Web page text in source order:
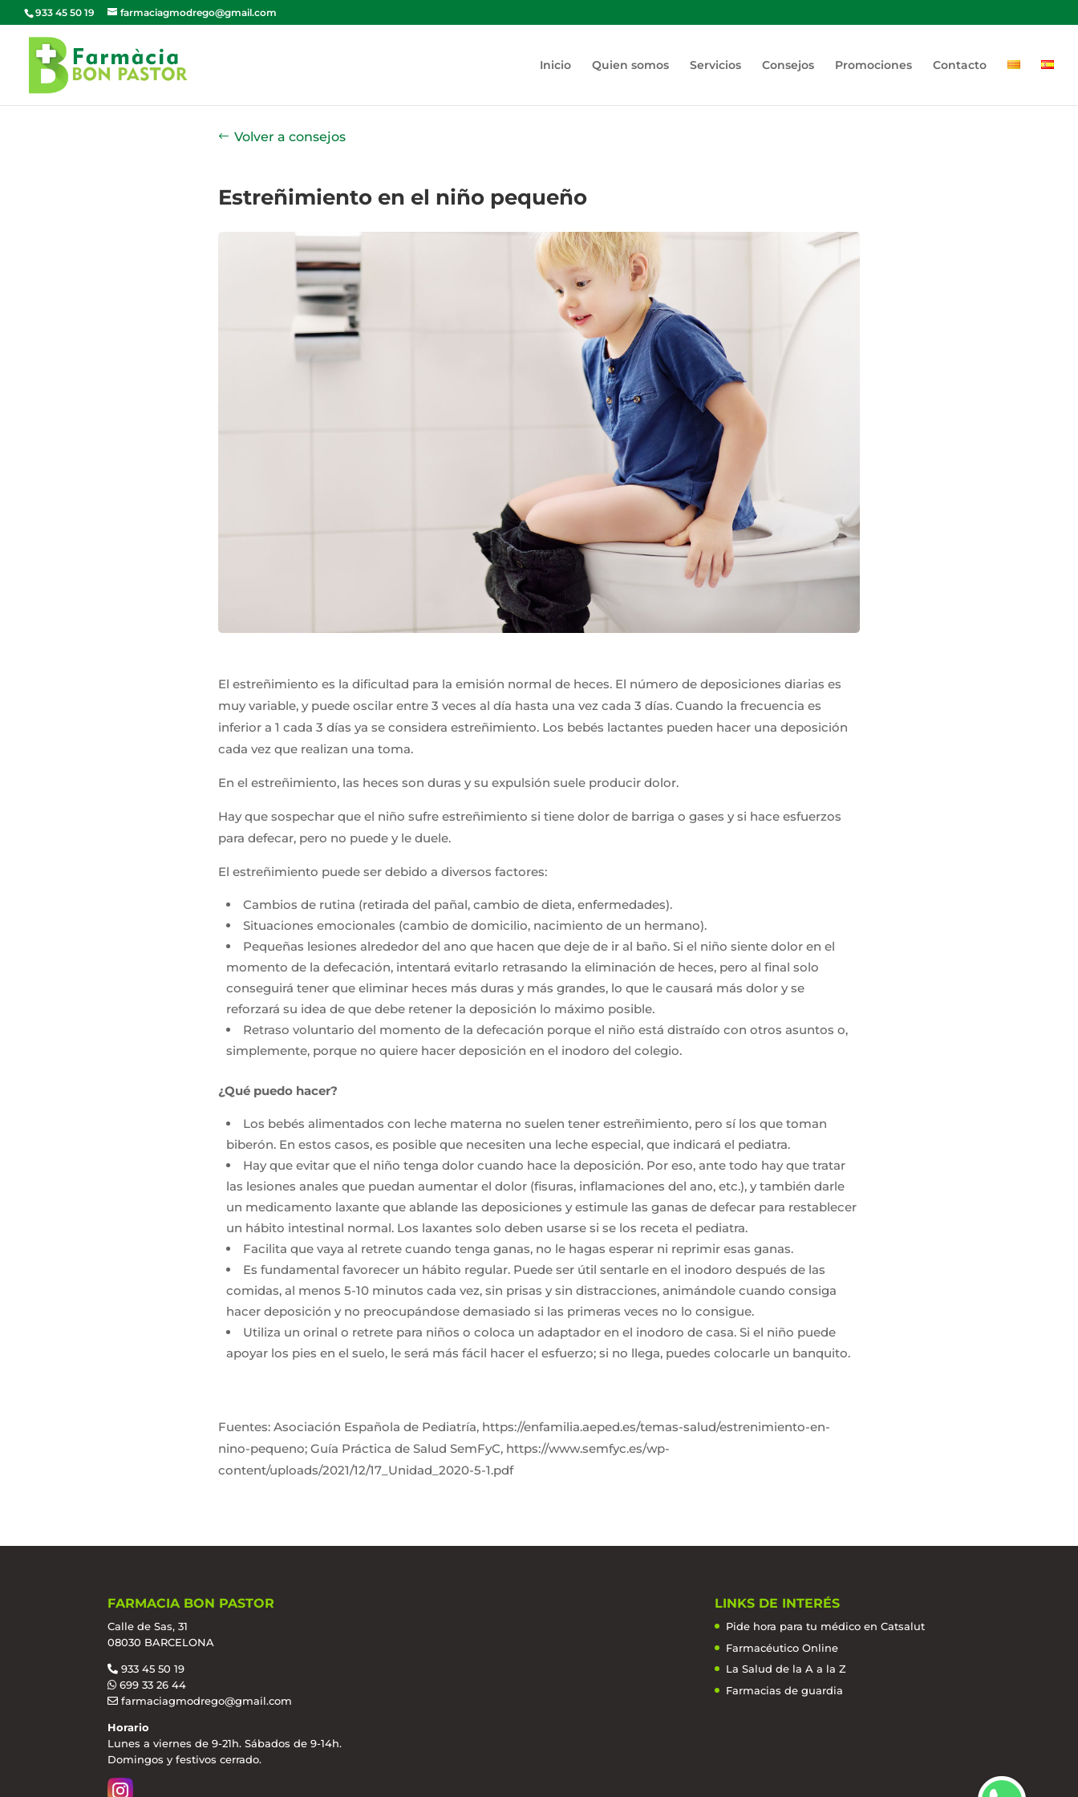
933 45 50 19 farmaciagmodrego@gmail.com
Inicio Quien somos Servicios Consejos Promociones Contacto
Volver a consejos
Estreñimiento en el niño pequeño
El estreñimiento es la dificultad para la emisión normal de heces. El número de deposiciones diarias es
muy variable, y puede oscilar entre 3 veces al día hasta una vez cada 3 días. Cuando la frecuencia es
inferior a 1 cada 3 días ya se considera estreñimiento. Los bebés lactantes pueden hacer una deposición
cada vez que realizan una toma.
En el estreñimiento, las heces son duras y su expulsión suele producir dolor.
Hay que sospechar que el niño sufre estreñimiento si tiene dolor de barriga o gases y si hace esfuerzos
para defecar, pero no puede y le duele.
El estreñimiento puede ser debido a diversos factores:
Cambios de rutina (retirada del pañal, cambio de dieta, enfermedades).
Situaciones emocionales (cambio de domicilio, nacimiento de un hermano).
Pequeñas lesiones alrededor del ano que hacen que deje de ir al baño. Si el niño siente dolor en el
momento de la defecación, intentará evitarlo retrasando la eliminación de heces, pero al final solo
conseguirá tener que eliminar heces más duras y más grandes, lo que le causará más dolor y se
reforzará su idea de que debe retener la deposición lo máximo posible.
Retraso voluntario del momento de la defecación porque el niño está distraído con otros asuntos o,
simplemente, porque no quiere hacer deposición en el inodoro del colegio.
¿Qué puedo hacer?
Los bebés alimentados con leche materna no suelen tener estreñimiento, pero sí los que toman
biberón. En estos casos, es posible que necesiten una leche especial, que indicará el pediatra.
Hay que evitar que el niño tenga dolor cuando hace la deposición. Por eso, ante todo hay que tratar
las lesiones anales que puedan aumentar el dolor (fisuras, inflamaciones del ano, etc.), y también darle
un medicamento laxante que ablande las deposiciones y estimule las ganas de defecar para restablecer
un hábito intestinal normal. Los laxantes solo deben usarse si se los receta el pediatra.
Facilita que vaya al retrete cuando tenga ganas, no le hagas esperar ni reprimir esas ganas.
Es fundamental favorecer un hábito regular. Puede ser útil sentarle en el inodoro después de las
comidas, al menos 5-10 minutos cada vez, sin prisas y sin distracciones, animándole cuando consiga
hacer deposición y no preocupándose demasiado si las primeras veces no lo consigue.
Utiliza un orinal o retrete para niños o coloca un adaptador en el inodoro de casa. Si el niño puede
apoyar los pies en el suelo, le será más fácil hacer el esfuerzo; si no llega, puedes colocarle un banquito.
Fuentes: Asociación Española de Pediatría, https://enfamilia.aeped.es/temas-salud/estrenimiento-en-
nino-pequeno; Guía Práctica de Salud SemFyC, https://www.semfyc.es/wp-
content/uploads/2021/12/17_Unidad_2020-5-1.pdf
FARMACIA BON PASTOR
Calle de Sas, 31
08030 BARCELONA
933 45 50 19
699 33 26 44
farmaciagmodrego@gmail.com
Horario
Lunes a viernes de 9-21h. Sábados de 9-14h.
Domingos y festivos cerrado.
LINKS DE INTERÉS
Pide hora para tu médico en Catsalut
Farmacéutico Online
La Salud de la A a la Z
Farmacias de guardia